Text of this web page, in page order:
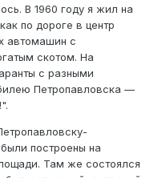
В 1960 году я жил на
по дороге в центр
автомашин с
скотом. На
с разными
Петропавловска —
построены на
Там же состоялся